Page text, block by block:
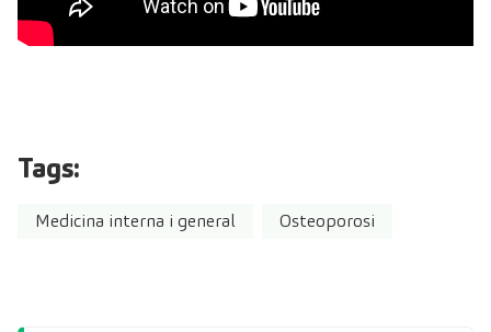
Tags:
Medicina interna i general Osteoporosi